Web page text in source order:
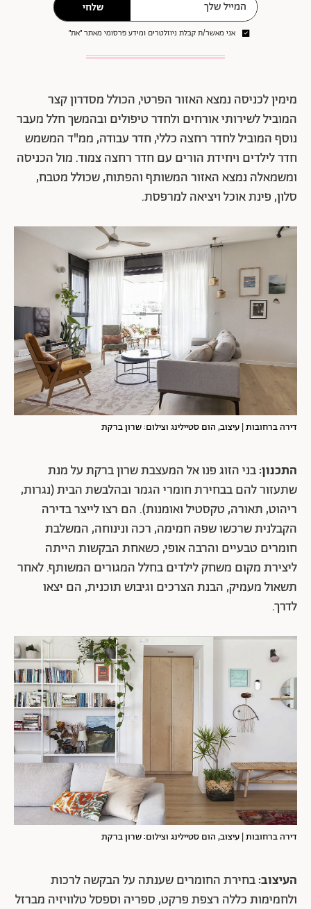
שלחי
אני מאשר/ת קבלת ניוזלטרים ומידע פרסומי מאתר ״את״
מימין לכניסה נמצא האזור הפרטי, הכולל מסדרון קצר
המוביל לשירותי אורחים ולחדר טיפולים ובהמשך חלל מעבר
נוסף המוביל לחדר רחצה כללי, חדר עבודה, ממ"ד המשמש
חדר לילדים ויחידת הורים עם חדר רחצה צמוד. מול הכניסה
ומשמאלה נמצא האזור המשותף והפתוח, שכולל מטבח,
סלון, פינת אוכל ויציאה למרפסת.
דירה ברחובות | עיצוב, הום סטיילינג וצילום: שרון ברקת
התכנון:בני הזוג פנו אלהמעצבת שרון ברקת על מנת
שתעזור להם בבחירת חומרי הגמר ובהלבשת הבית (נגרות,
ריהוט, תאורה, טקסטיל ואומנות). הם רצו לייצר בדירה
הקבלנית שרכשו שפה חמימה, רכה ונינוחה, המשלבת
חומרים טבעיים והרבה אופי, כשאחת הבקשות הייתה
ליצירת מקום משחק לילדים בחלל המגורים המשותף. לאחר
תשאול מעמיק, הבנת הצרכים וגיבוש תוכנית, הם יצאו
לדרך.
דירה ברחובות | עיצוב, הום סטיילינג וצילום: שרון ברקת
העיצוב:בחירת החומרים שענתה על הבקשה לרכות
ולחמימות כללה רצפת פרקט, ספריה וספסל טלוויזיה מברזל